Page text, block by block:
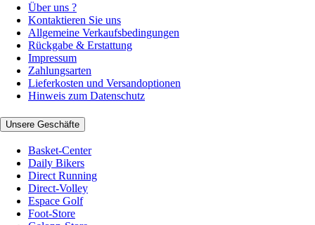
Über uns ?
Kontaktieren Sie uns
Allgemeine Verkaufsbedingungen
Rückgabe & Erstattung
Impressum
Zahlungsarten
Lieferkosten und Versandoptionen
Hinweis zum Datenschutz
Unsere Geschäfte
Basket-Center
Daily Bikers
Direct Running
Direct-Volley
Espace Golf
Foot-Store